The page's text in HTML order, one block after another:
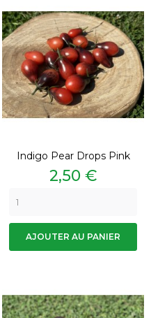
Indigo Pear Drops Pink
Prix
2,50 €
AJOUTER AU PANIER